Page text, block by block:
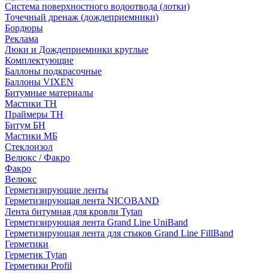
Система поверхностного водоотвода (лотки)
Точечный дренаж (дождеприемники)
Бордюры
Рекламa
Люки и Дождеприемники круглые
Комплектующие
Баллоны подкрасочные
Баллоны VIXEN
Битумные материалы
Мастики ТН
Праймеры ТН
Битум БН
Мастики МБ
Стеклоизол
Велюкс / Факро
Факро
Велюкс
Герметизирующие ленты
Герметизирующая лента NICOBAND
Лента битумная для кровли Tytan
Герметизирующая лента Grand Line UniBand
Герметизирующая лента для стыков Grand Line FillBand
Герметики
Герметик Tytan
Герметики Profil